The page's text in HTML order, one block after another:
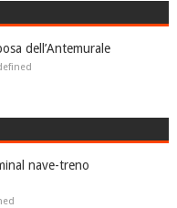
dell’Antemurale
nave-treno